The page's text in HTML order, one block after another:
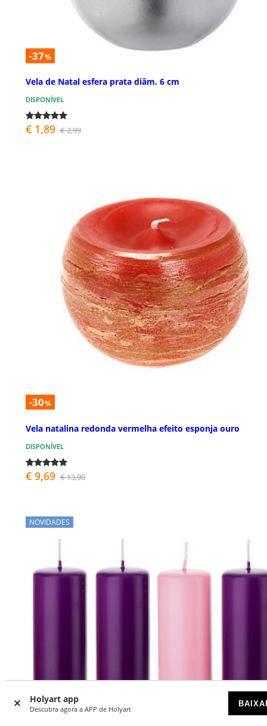
Holyart app
Descubra agora a APP de Holyart
-37%
Vela de Natal esfera prata diâm. 6 cm
DISPONÍVEL
€ 1,89 € 2,99
-30%
Vela natalina redonda vermelha efeito esponja ouro
DISPONÍVEL
€ 9,69 € 13,90
NOVIDADES